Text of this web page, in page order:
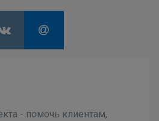
- помочь клиентам,